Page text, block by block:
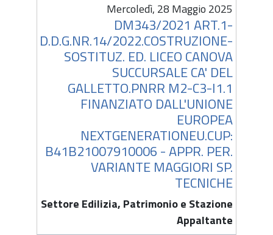
Mercoledì, 28 Maggio 2025
DM343/2021 ART.1-
D.D.G.NR.14/2022.COSTRUZIONE-
SOSTITUZ. ED. LICEO CANOVA
SUCCURSALE CA' DEL
GALLETTO.PNRR M2-C3-I1.1
FINANZIATO DALL'UNIONE
EUROPEA
NEXTGENERATIONEU.CUP:
B41B21007910006 - APPR. PER.
VARIANTE MAGGIORI SP.
TECNICHE
Settore Edilizia, Patrimonio e Stazione
Appaltante